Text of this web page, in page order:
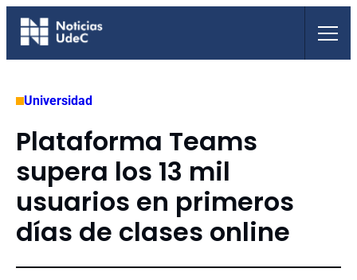
Saltar
Universidad
Plataforma Teams
supera los 13 mil
usuarios en primeros
días de clases online